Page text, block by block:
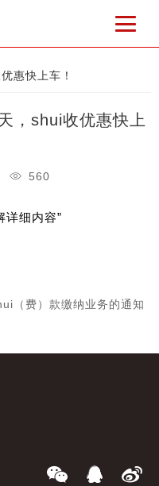
惠快上车！
，shui收优惠快上
560
详细内容”
（费）款缴纳业务的通知